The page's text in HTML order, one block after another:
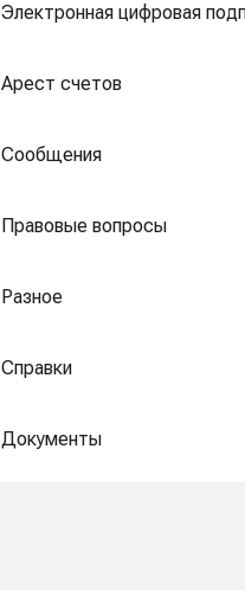
Электронная цифровая
Арест счетов
Сообщения
Правовые вопросы
Разное
Справки
Документы